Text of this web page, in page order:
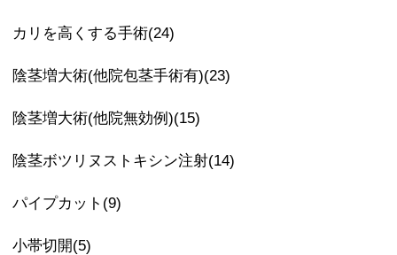
カリを高くする手術(24)
陰茎増大術(他院包茎手術有)(23)
陰茎増大術(他院無効例)(15)
陰茎ボツリヌストキシン注射(14)
パイプカット(9)
小帯切開(5)